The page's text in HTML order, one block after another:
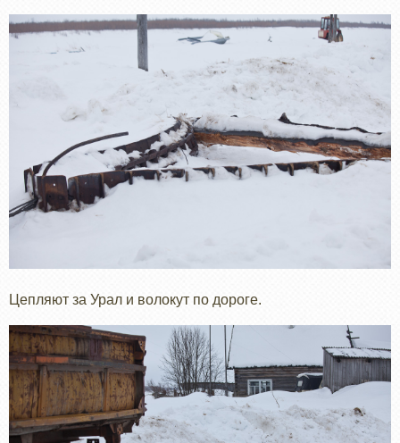
Цепляют за Урал и волокут по дороге.